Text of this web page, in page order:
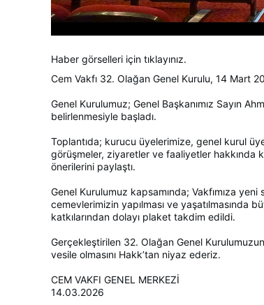
Haber görselleri için tıklayınız.
Cem Vakfı 32. Olağan Genel Kurulu, 14 Mart
Genel Kurulumuz; Genel Başkanımız Sayın
belirlenmesiyle başladı.
Toplantıda; kurucu üyelerimize, genel kurul
görüşmeler, ziyaretler ve faaliyetler hakkında
önerilerini paylaştı.
Genel Kurulumuz kapsamında; Vakfımıza
cemevlerimizin yapılması ve yaşatılmasında
katkılarından dolayı plaket takdim edildi.
Gerçekleştirilen 32. Olağan Genel
vesile olmasını Hakk’tan niyaz ederiz.
CEM VAKFI GENEL MERKEZİ
14.03.2026